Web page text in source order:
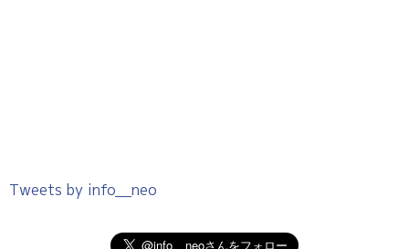
Tweets by info__neo